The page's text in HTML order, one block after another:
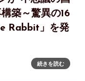
築～驚異の16
Rabbit」を発
作リストモン「White
再構築。驚異の16機
続きを読む